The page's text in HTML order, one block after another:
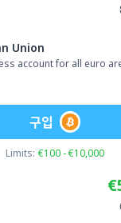
Union
account for all euro
Limits: €100 - €10,000
구입